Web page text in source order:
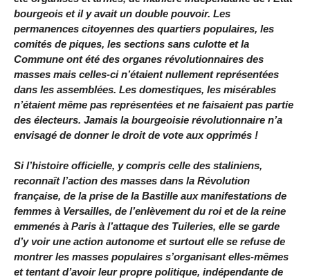
bourgeois et il y avait un double pouvoir. Les
permanences citoyennes des quartiers populaires, les
comités de piques, les sections sans culotte et la
Commune ont été des organes révolutionnaires des
masses mais celles-ci n’étaient nullement représentées
dans les assemblées. Les domestiques, les misérables
n’étaient même pas représentées et ne faisaient pas partie
des électeurs. Jamais la bourgeoisie révolutionnaire n’a
envisagé de donner le droit de vote aux opprimés !
Si l’histoire officielle, y compris celle des staliniens,
reconnaît l’action des masses dans la Révolution
française, de la prise de la Bastille aux manifestations de
femmes à Versailles, de l’enlèvement du roi et de la reine
emmenés à Paris à l’attaque des Tuileries, elle se garde
d’y voir une action autonome et surtout elle se refuse de
montrer les masses populaires s’organisant elles-mêmes
et tentant d’avoir leur propre politique, indépendante de